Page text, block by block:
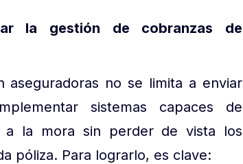
la gestión de cobranzas de
aseguradoras no se limita a enviar
sistemas capaces de
a la mora sin perder de vista los
póliza. Para lograrlo, es clave: